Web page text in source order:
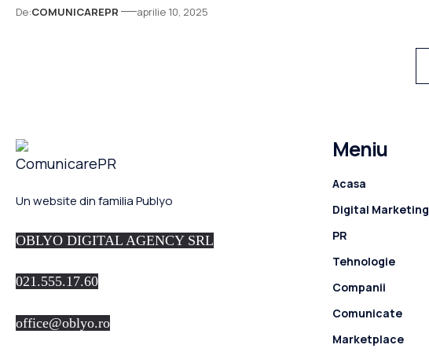
De:COMUNICAREPR aprilie 10, 2025
Un website din familia Publyo
OBLYO DIGITAL AGENCY SRL
021.555.17.60
office@oblyo.ro
Meniu
Acasa
Digital Marketing
PR
Tehnologie
Companii
Comunicate
Marketplace